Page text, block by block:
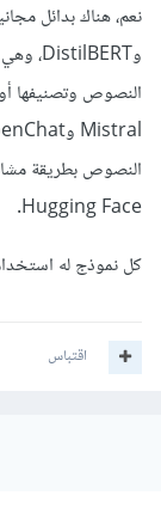
النصوص وتصنيفها
Hugging Face.
كل نموذج له
اقتباس